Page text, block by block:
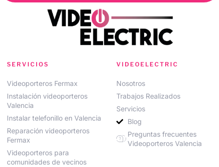
SERVICIOS
Videoporteros Fermax
Instalación videoporteros
Valencia
Instalar telefonillo en Valencia
Reparación videoporteros
Fermax
Videoporteros para
comunidades de vecinos
VIDEOELECTRIC
Nosotros
Trabajos Realizados
Servicios
Blog
Preguntas frecuentes
Videoporteros Valencia